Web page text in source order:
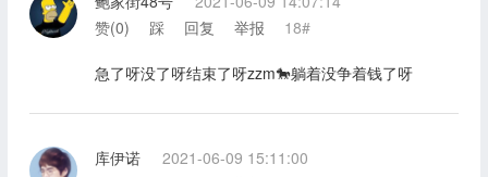
赞(0) 踩 回复 举报 18#
急了呀没了呀结束了呀zzm🐎躺着没争着钱了呀
库伊诺
2021-06-09 15:11:00